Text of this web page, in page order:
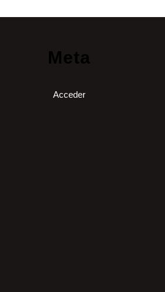
Meta
Acceder